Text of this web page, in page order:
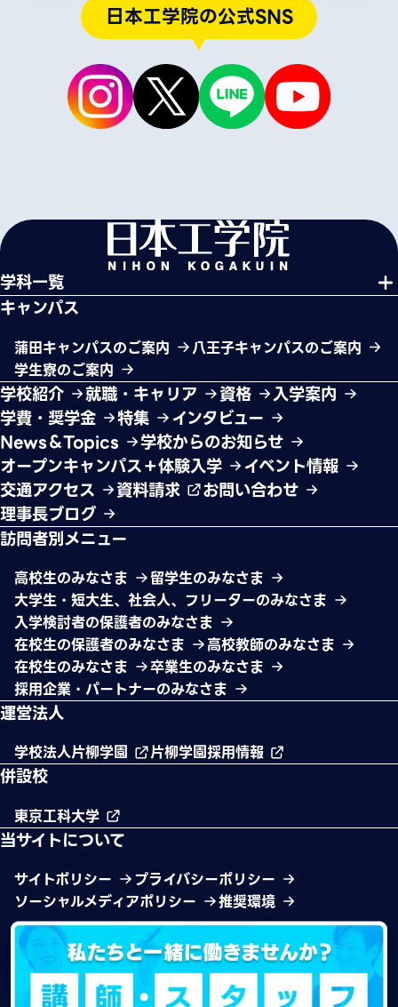
日本工学院の公式SNS
学科一覧
キャンパス
蒲田キャンパスのご案内
八王子キャンパスのご案内
学生寮のご案内
学校紹介 就職・キャリア 資格
入学案内
学費・奨学金
特集
インタビュー
News＆Topics
学校からのお知らせ
オープンキャンパス＋体験入学
イベント情報
交通アクセス
資料請求
お問い合わせ
理事長ブログ
訪問者別メニュー
高校生のみなさま
留学生のみなさま
大学生・短大生、社会人、フリーターのみなさま
入学検討者の保護者のみなさま
在校生の保護者のみなさま
高校教師のみなさま
在校生のみなさま
卒業生のみなさま
採用企業・パートナーのみなさま
運営法人
学校法人片柳学園 片柳学園採用情報
併設校
東京工科大学
当サイトについて
サイトポリシー
プライバシーポリシー
ソーシャルメディアポリシー
推奨環境